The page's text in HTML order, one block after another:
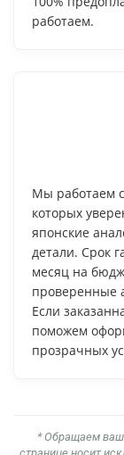
работаем.
Мы работаем
которых
японские
детали. Срок
месяц на
проверенные
Если
поможем
прозрачных
* Обращаем